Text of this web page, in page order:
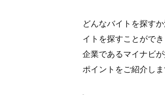
どんなバイトを探す
イトを探すことがで
企業であるマイナビ
ポイントをご紹介しま